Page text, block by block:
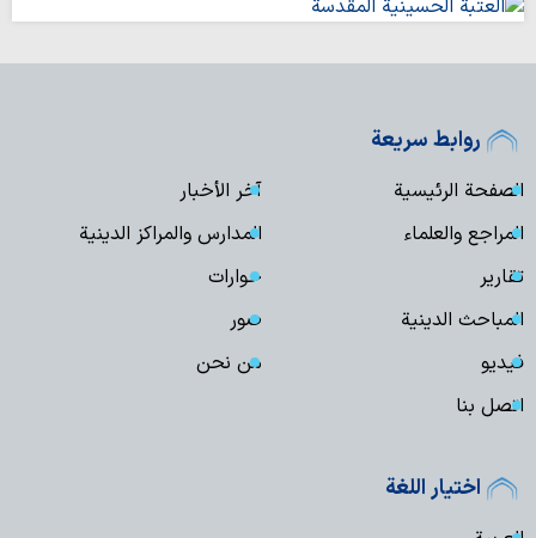
روابط سريعة
الصفحة الرئيسية
آخر الأخبار
المراجع والعلماء
المدارس والمراكز الدينية
تقارير
حوارات
المباحث الدينية
صور
فیدیو
من نحن
اتصل بنا
اختيار اللغة